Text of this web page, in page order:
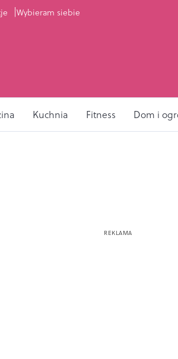
Wybieram siebie
Kuchnia Fitness Dom i